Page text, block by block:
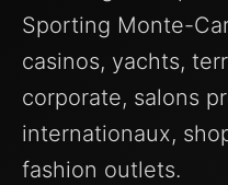
Sporting Monte-
casinos, yachts,
corporate, salons
internationaux,
fashion outlets.